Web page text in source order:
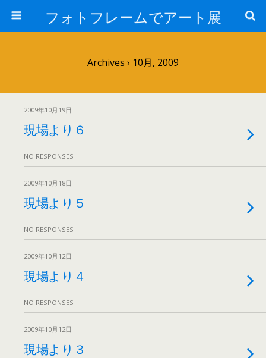
フォトフレームでアート展
Archives › 10月, 2009
2009年10月19日
現場より６
NO RESPONSES
2009年10月18日
現場より５
NO RESPONSES
2009年10月12日
現場より４
NO RESPONSES
2009年10月12日
現場より３